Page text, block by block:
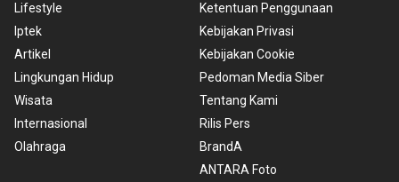
Lifestyle
Iptek
Artikel
Lingkungan Hidup
Wisata
Internasional
Olahraga
Ketentuan Penggunaan
Kebijakan Privasi
Kebijakan Cookie
Pedoman Media Siber
Tentang Kami
Rilis Pers
BrandA
ANTARA Foto